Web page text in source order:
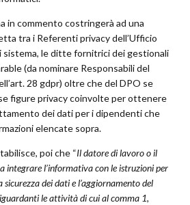
in commento costringerà ad una
tra i Referenti privacy dell’Ufficio
sistema, le ditte fornitrici dei gestionali
(da nominare Responsabili del
28 gdpr) oltre che del DPO se
figure privacy coinvolte per ottenere
dei dati per i dipendenti che
elencate sopra.
poi che “Il datore di lavoro o il
integrare l’informativa con le istruzioni per
dei dati e l’aggiornamento del
le attività di cui al comma 1,